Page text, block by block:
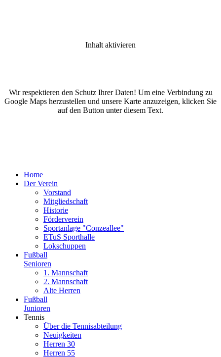
Wir respektieren den Schutz Ihrer Daten! Um eine Verbindung zu
Google Maps herzustellen und unsere Karte anzuzeigen, klicken Sie
auf den Button unter diesem Text.
Inhalt aktivieren
Home
Der Verein
Vorstand
Mitgliedschaft
Historie
Förderverein
Sportanlage "Conzeallee"
ETuS Sporthalle
Lokschuppen
Fußball
Senioren
1. Mannschaft
2. Mannschaft
Alte Herren
Fußball
Junioren
Tennis
Über die Tennisabteilung
Neuigkeiten
Herren 30
Herren 55